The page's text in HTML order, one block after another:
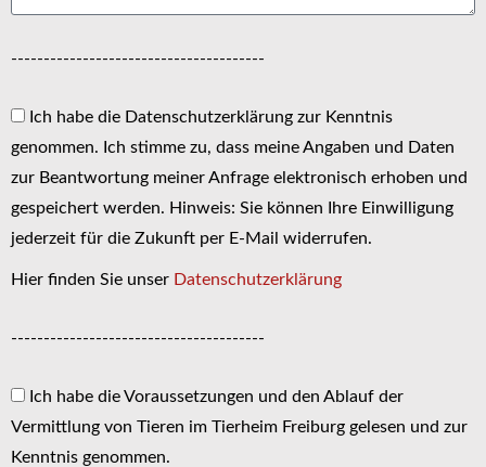
---------------------------------------
Ich habe die Datenschutzerklärung zur Kenntnis
genommen. Ich stimme zu, dass meine Angaben und Daten
zur Beantwortung meiner Anfrage elektronisch erhoben und
gespeichert werden. Hinweis: Sie können Ihre Einwilligung
jederzeit für die Zukunft per E-Mail widerrufen.
Hier finden Sie unser Datenschutzerklärung
---------------------------------------
Ich habe die Voraussetzungen und den Ablauf der
Vermittlung von Tieren im Tierheim Freiburg gelesen und zur
Kenntnis genommen.